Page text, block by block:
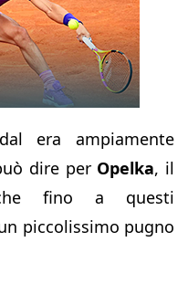
era ampiamente
dire per Opelka, il
fino a questi
piccolissimo pugno